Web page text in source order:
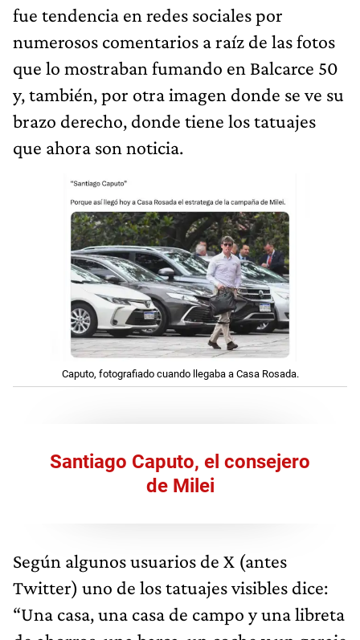
fue tendencia en redes sociales por
numerosos comentarios a raíz de las fotos
que lo mostraban fumando en Balcarce 50
y, también, por otra imagen donde se ve su
brazo derecho, donde tiene los tatuajes
que ahora son noticia.
Caputo, fotografiado cuando llegaba a Casa Rosada.
Santiago Caputo, el consejero
de Milei
Según algunos usuarios de X (antes
Twitter) uno de los tatuajes visibles dice:
“Una casa, una casa de campo y una libreta